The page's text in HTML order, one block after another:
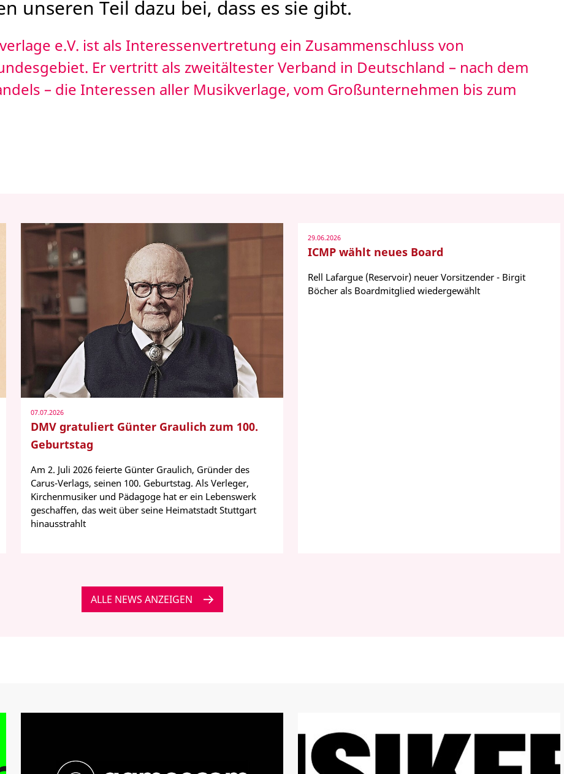
unseren Teil dazu bei, dass es sie gibt.
e.V. ist als Interessenvertretung ein Zusammenschluss von
Er vertritt als zweitältester Verband in Deutschland – nach dem
– die Interessen aller Musikverlage, vom Großunternehmen bis zum
07.07.2026
DMV gratuliert Günter Graulich zum 100.
Geburtstag
Am 2. Juli 2026 feierte Günter Graulich, Gründer des
Carus-Verlags, seinen 100. Geburtstag. Als Verleger,
Kirchenmusiker und Pädagoge hat er ein Lebenswerk
geschaffen, das weit über seine Heimatstadt Stuttgart
hinausstrahlt
29.06.2026
ICMP wählt neues Board
Rell Lafargue (Reservoir) neuer Vorsitzender - Birgit
Böcher als Boardmitglied wiedergewählt
ALLE NEWS ANZEIGEN